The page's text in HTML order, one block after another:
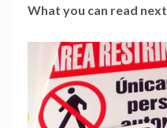
What you can read next